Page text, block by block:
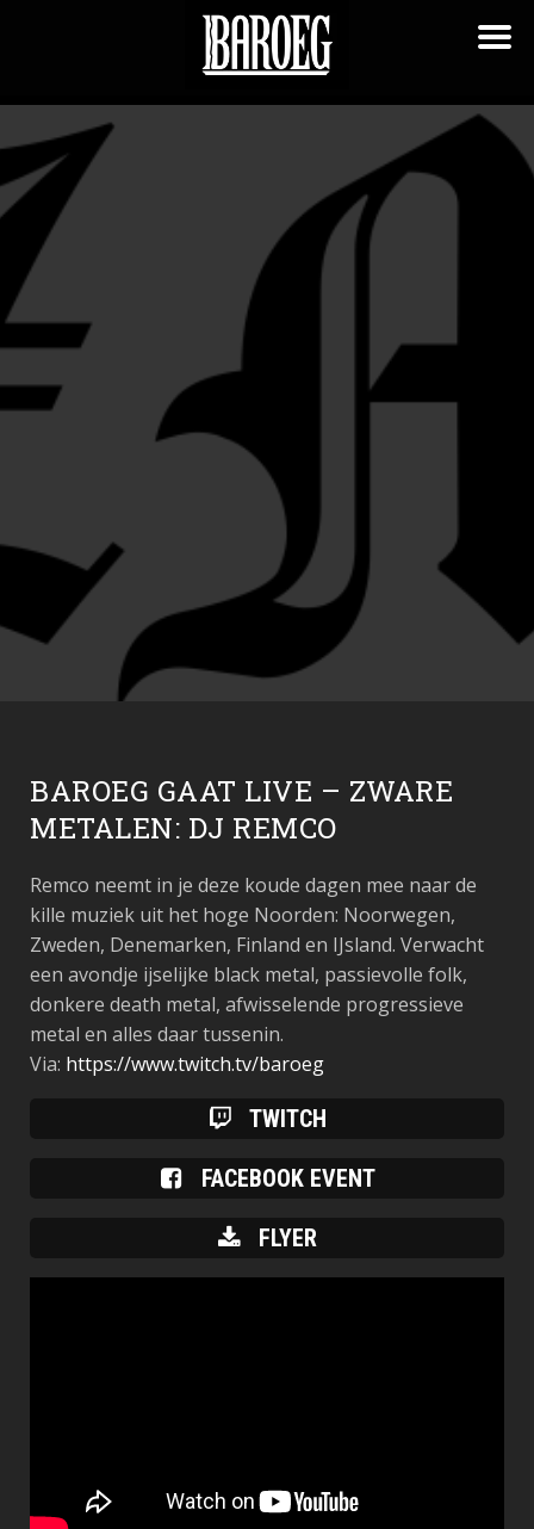
BAROEG GAAT LIVE – ZWARE
METALEN: DJ REMCO
Remco neemt in je deze koude dagen mee naar de
kille muziek uit het hoge Noorden: Noorwegen,
Zweden, Denemarken, Finland en IJsland. Verwacht
een avondje ijselijke black metal, passievolle folk,
donkere death metal, afwisselende progressieve
metal en alles daar tussenin.
Via: https://www.twitch.tv/baroeg
TWITCH
FACEBOOK EVENT
FLYER